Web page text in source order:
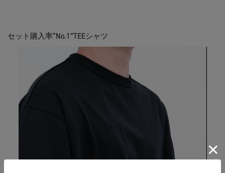
セット購入率“No.1”TEEシャツ